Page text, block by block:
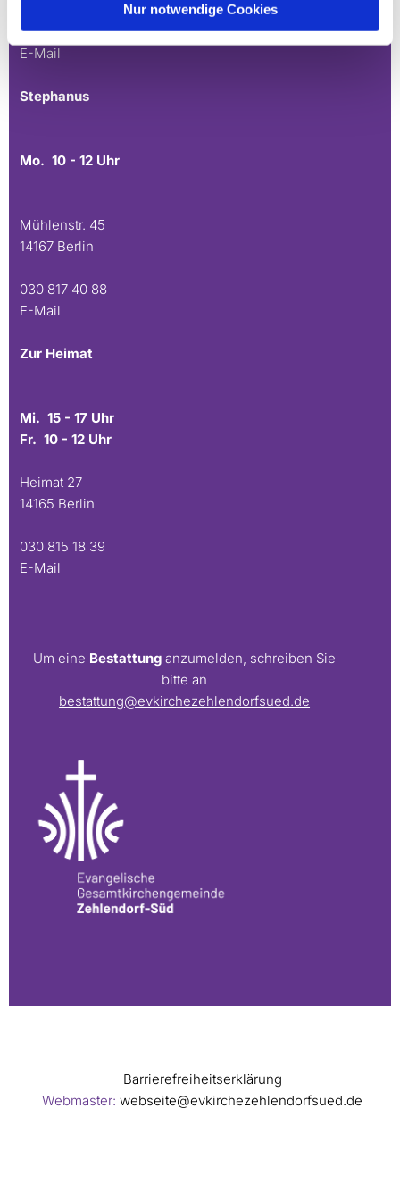
Nur notwendige Cookies
030 815 45 54
E-Mail
Stephanus
Mo. 10 - 12 Uhr
Mühlenstr. 45
14167 Berlin
030 817 40 88
E-Mail
Zur Heimat
Mi. 15 - 17 Uhr
Fr. 10 - 12 Uhr
Heimat 27
14165 Berlin
030 815 18 39
E-Mail
Um eine Bestattung anzumelden, schreiben Sie
bitte an
bestattung@evkirchezehlendorfsued.de
Barrierefreiheitserklärung
Webmaster: webseite@evkirchezehlendorfsued.de